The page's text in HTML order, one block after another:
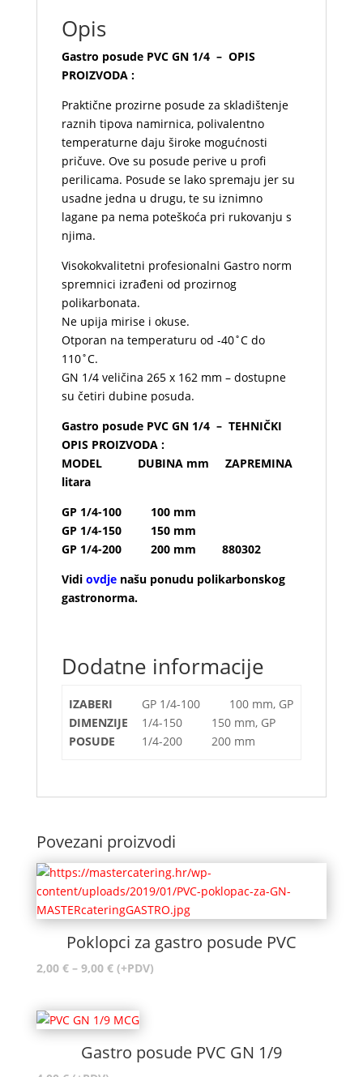
Opis
Gastro posude PVC GN 1/4 – OPIS
PROIZVODA :
Praktične prozirne posude za skladištenje
raznih tipova namirnica, polivalentno
temperaturne daju široke mogućnosti
pričuve. Ove su posude perive u profi
perilicama. Posude se lako spremaju jer su
usadne jedna u drugu, te su iznimno
lagane pa nema poteškoća pri rukovanju s
njima.
Visokokvalitetni profesionalni Gastro norm
spremnici izrađeni od prozirnog
polikarbonata.
Ne upija mirise i okuse.
Otporan na temperaturu od -40˚C do
110˚C.
GN 1/4 veličina 265 x 162 mm – dostupne
su četiri dubine posuda.
Gastro posude PVC GN 1/4 – TEHNIČKI
OPIS PROIZVODA :
MODEL DUBINA mm ZAPREMINA
litara
GP 1/4-100
100 mm
GP 1/4-150 150 mm
GP 1/4-200 200 mm 880302
Vidi ovdjenašu ponudu polikarbonskog
gastronorma.
Dodatne informacije
IZABERI
DIMENZIJE
POSUDE
GP 1/4-100 100 mm, GP
1/4-150 150 mm, GP
1/4-200 200 mm
Povezani proizvodi
Poklopci za gastro posude PVC
2,00 € – 9,00 €Raspon
2,00 €
9,00 €
(+PDV)
Gastro posude PVC GN 1/9